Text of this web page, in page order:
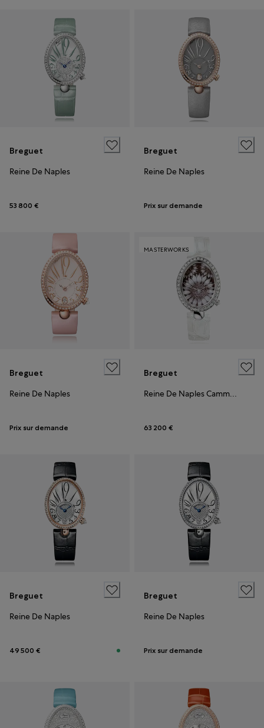
Breguet
Reine De Naples
53 800 €
Breguet
Reine De Naples
Prix sur demande
Breguet
Reine De Naples
Prix sur demande
MASTERWORKS
Breguet
Reine De Naples Cammea
63 200 €
Breguet
Reine De Naples
49 500 €
Breguet
Reine De Naples
Prix sur demande